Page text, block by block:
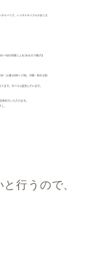
行うので、